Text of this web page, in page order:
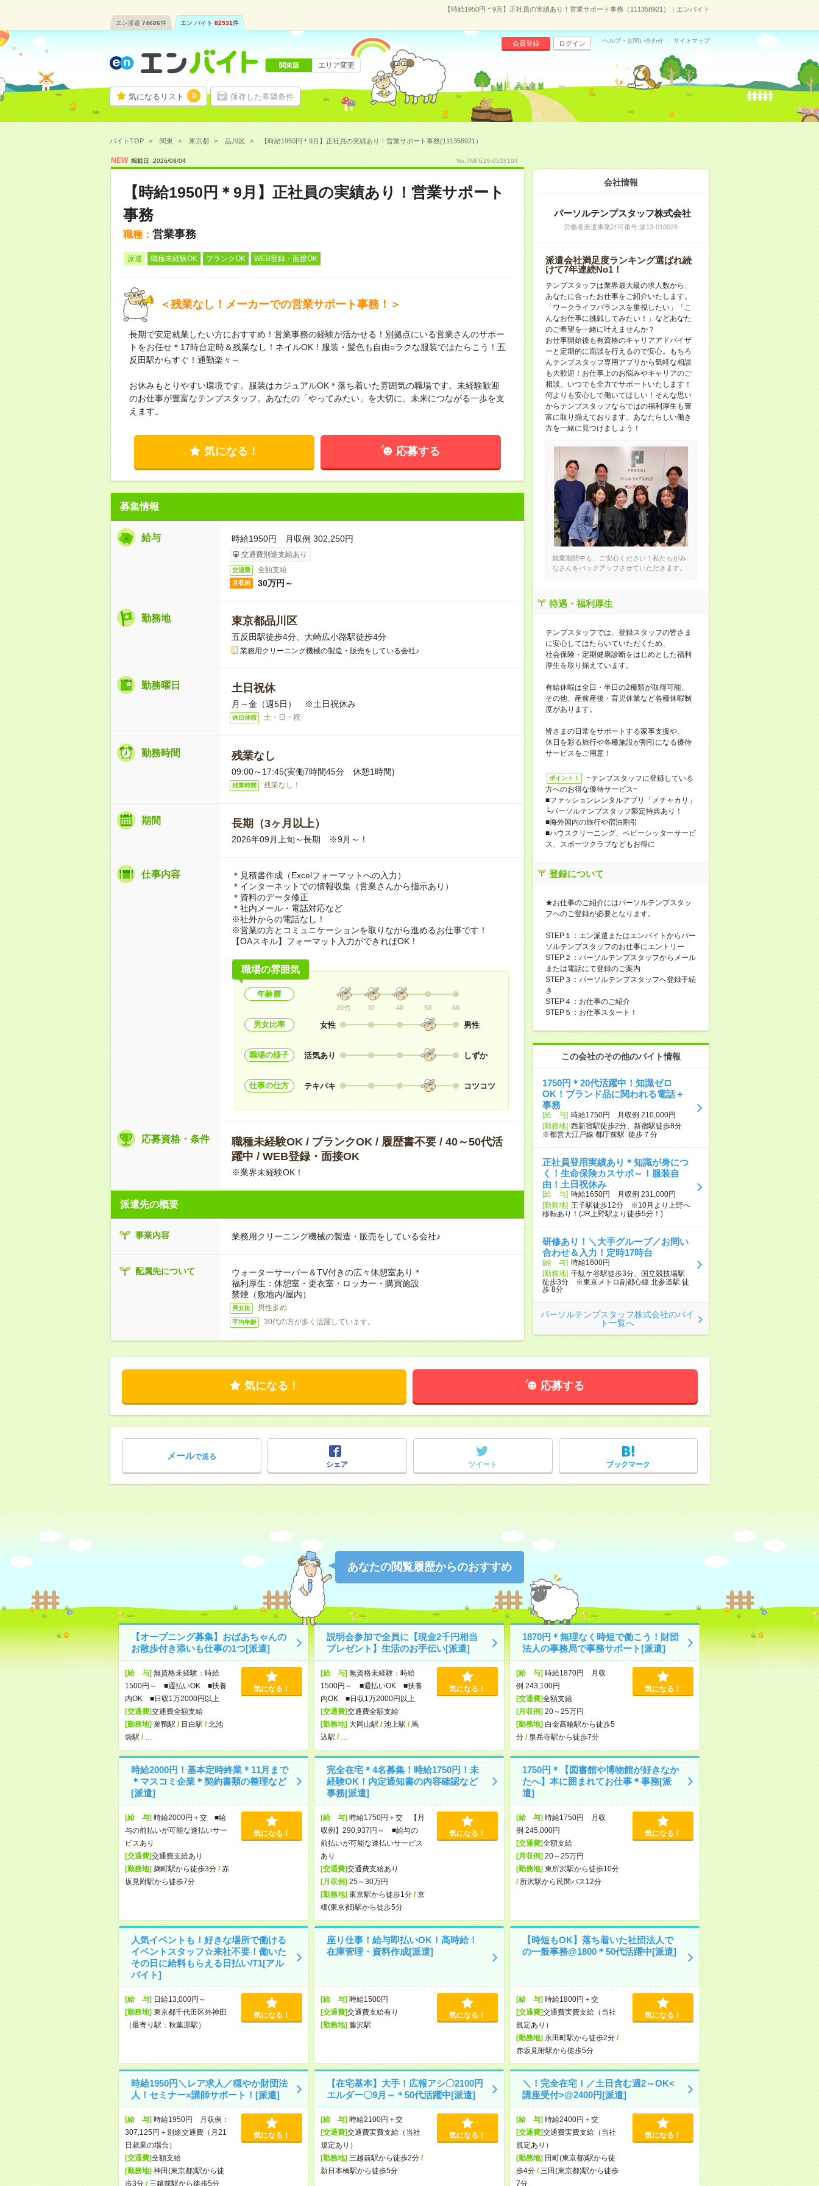
【時給1950円＊9月】正社員の実績あり！営業サポート事務（111358921）｜エンバイト
エン派遣 74686件 エン バイト 82531件
気になるリスト 0 保存した希望条件
会員登録 ログイン ヘルプ・お問い合わせ サイトマップ
関東版 エリア変更
バイトTOP 関東 東京都 品川区 【時給1950円＊9月】正社員の実績あり！営業サポート事務(111358921）
NEW 掲載日 :2026/08/04 No.TMPE26-0528104
【時給1950円＊9月】正社員の実績あり！営業サポート
事務
職種： 営業事務
派遣 職種未経験OK ブランクOK WEB登録・面接OK
＜残業なし！メーカーでの営業サポート事務！＞
長期で安定就業したい方におすすめ！営業事務の経験が活かせる！別拠点にいる営業さんのサポー
トをお任せ＊17時台定時＆残業なし！ネイルOK！服装・髪色も自由○ラクな服装ではたらこう！五
反田駅からすぐ！通勤楽々～
お休みもとりやすい環境です。服装はカジュアルOK＊落ち着いた雰囲気の職場です。未経験歓迎
のお仕事が豊富なテンプスタッフ。あなたの「やってみたい」を大切に、未来につながる一歩を支
えます。
気になる！ 応募する
募集情報
給与 時給1950円 月収例 302,250円
交通費別途支給あり
交通費 全額支給
月収例 30万円～
勤務地 東京都品川区
五反田駅徒歩4分、大崎広小路駅徒歩4分
業務用クリーニング機械の製造・販売をしている会社♪
勤務曜日 土日祝休
月～金（週5日） ※土日祝休み
休日休暇 土・日・祝
勤務時間 残業なし
09:00～17:45(実働7時間45分 休憩1時間)
残業時間 残業なし！
期間 長期（3ヶ月以上）
2026年09月上旬～長期 ※9月～！
仕事内容
＊見積書作成（Excelフォーマットへの入力）
＊インターネットでの情報収集（営業さんから指示あり）
＊資料のデータ修正
＊社内メール・電話対応など
※社外からの電話なし！
※営業の方とコミュニケーションを取りながら進めるお仕事です！
【OAスキル】フォーマット入力ができればOK！
職場の雰囲気
年齢層
20代 30 40 50 60
男女比率 女性 男性
職場の様子 活気あり しずか
仕事の仕方 テキパキ コツコツ
応募資格・条件
職種未経験OK / ブランクOK / 履歴書不要 / 40～50代活
躍中 / WEB登録・面接OK
※業界未経験OK！
派遣先の概要
事業内容 業務用クリーニング機械の製造・販売をしている会社♪
配属先について
ウォーターサーバー＆TV付きの広々休憩室あり＊
福利厚生：休憩室・更衣室・ロッカー・購買施設
禁煙（敷地内/屋内）
男女比 男性多め
平均年齢 30代の方が多く活躍しています。
会社情報
パーソルテンプスタッフ株式会社
労働者派遣事業許可番号:派13-010026
派遣会社満足度ランキング選ばれ続
けて7年連続No1！
テンプスタッフは業界最大級の求人数から、
あなたに合ったお仕事をご紹介いたします。
「ワークライフバランスを重視したい」「こ
んなお仕事に挑戦してみたい！」などあなた
のご希望を一緒に叶えませんか？
お仕事開始後も有資格のキャリアアドバイザ
ーと定期的に面談を行えるので安心。もちろ
んテンプスタッフ専用アプリから気軽な相談
も大歓迎！お仕事上のお悩みやキャリアのご
相談、いつでも全力でサポートいたします！
何よりも安心して働いてほしい！そんな思い
からテンプスタッフならではの福利厚生も豊
富に取り揃えております。あなたらしい働き
方を一緒に見つけましょう！
就業期間中も、ご安心ください！私たちがみ
なさんをバックアップさせていただきます。
待遇・福利厚生
テンプスタッフでは、登録スタッフの皆さま
に安心してはたらいていただくため、
社会保険・定期健康診断をはじめとした福利
厚生を取り揃えています。
有給休暇は全日・半日の2種類が取得可能、
その他、産前産後・育児休業など各種休暇制
度があります。
皆さまの日常をサポートする家事支援や、
休日を彩る旅行や各種施設が割引になる優待
サービスをご用意！
ポイント！
~テンプスタッフに登録している
方へのお得な優待サービス~
■ファッションレンタルアプリ「メチャカリ」
└パーソルテンプスタッフ限定特典あり！
■海外国内の旅行や宿泊割引
■ハウスクリーニング、ベビーシッターサービ
ス、スポーツクラブなどもお得に
登録について
★お仕事のご紹介にはパーソルテンプスタッ
フへのご登録が必要となります。
STEP１：エン派遣またはエンバイトからパー
ソルテンプスタッフのお仕事にエントリー
STEP２：パーソルテンプスタッフからメール
または電話にて登録のご案内
STEP３：パーソルテンプスタッフへ登録手続
き
STEP４：お仕事のご紹介
STEP５：お仕事スタート！
この会社のその他のバイト情報
1750円＊20代活躍中！知識ゼロ
OK！ブランド品に関われる電話＋
事務
[給 与] 時給1750円 月収例 210,000円
[勤務地] 西新宿駅徒歩2分、新宿駅徒歩8分
※都営大江戸線 都庁前駅 徒歩７分
正社員登用実績あり＊知識が身につ
く！生命保険カスサポ～！服装自
由！土日祝休み
[給 与] 時給1650円 月収例 231,000円
[勤務地] 王子駅徒歩12分 ※10月より上野へ
移転あり！(JR上野駅より徒歩5分！)
研修あり！＼大手グループ／お問い
合わせ＆入力！定時17時台
[給 与] 時給1600円
[勤務地] 千駄ケ谷駅徒歩3分、国立競技場駅
徒歩3分 ※東京メトロ副都心線 北参道駅 徒
歩 8分
パーソルテンプスタッフ株式会社のバイ
ト一覧へ
気になる！ 応募する
メールで送る
シェア
ツイート ブックマーク
あなたの閲覧履歴からのおすすめ
【オープニング募集】おばあちゃんの
お散歩付き添いも仕事の1つ[派遣]
[給 与]無資格未経験：時給
1500円～ ■週払いOK ■扶養
内OK ■日収1万2000円以上
[交通費]交通費全額支給
[勤務地]巣鴨駅 / 目白駅 /北池
袋駅 /
気になる！
説明会参加で全員に【現金2千円相当
プレゼント】生活のお手伝い[派遣]
[給 与]無資格未経験：時給
1500円～ ■週払いOK ■扶養
内OK ■日収1万2000円以上
[交通費]交通費全額支給
[勤務地]大岡山駅 /池上駅 / 馬
込駅 /
気になる！
1870円＊無理なく時短で働こう！財団
法人の事務局で事務サポート[派遣]
[給 与]時給1870円 月収
例 243,100円
[交通費]全額支給
[月収例]20～25万円
[勤務地]白金高輪駅から徒歩5
分/ 泉岳寺駅から徒歩7分
気になる！
時給2000円！基本定時終業＊11月まで
＊マスコミ企業＊契約書類の整理など
[派遣]
[給 与]時給2000円＋交 ■給
与の前払いが可能な速払いサー
ビスあり
[交通費]交通費支給あり
[勤務地]麹町駅から徒歩3分/赤
坂見附駅から徒歩7分
気になる！
完全在宅＊4名募集！時給1750円！未
経験OK！内定通知書の内容確認など
事務[派遣]
[給 与]時給1750円＋交 【月
収例】290,937円～ ■給与の
前払いが可能な速払いサービス
あり
[交通費]交通費支給あり
[月収例]25～30万円
[勤務地]東京駅から徒歩1分/京
橋(東京都)駅から徒歩5分
気になる！
1750円＊【図書館や博物館が好きなか
たへ】本に囲まれてお仕事＊事務[派
遣]
[給 与]時給1750円 月収
例 245,000円
[交通費]全額支給
[月収例]20～25万円
[勤務地]東所沢駅から徒歩10分
/ 所沢駅から民間バス12分
気になる！
人気イベントも！好きな場所で働ける
イベントスタッフ☆来社不要！働いた
その日に給料もらえる日払い/T1[アル
バイト]
[給 与]日給13,000円～
[勤務地]東京都千代田区外神田
（最寄り駅：秋葉原駅）
気になる！
座り仕事！給与即払いOK！高時給！
在庫管理・資料作成[派遣]
[給 与]時給1500円
[交通費]交通費支給有り
[勤務地]藤沢駅
気になる！
【時短もOK】落ち着いた社団法人で
の一般事務@1800＊50代活躍中[派遣]
[給 与]時給1800円＋交
[交通費]交通費実費支給（当社
規定あり）
[勤務地]永田町駅から徒歩2分/
赤坂見附駅から徒歩5分
気になる！
時給1950円＼レア求人／穏やか財団法
人！セミナー×講師サポート！[派遣]
[給 与]時給1950円 月収例：
307,125円＋別途交通費（月21
日就業の場合）
[交通費]全額支給
[勤務地]神田(東京都)駅から徒
歩3分/ 三越前駅から徒歩5分
気になる！
【在宅基本】大手！広報アシ〇2100円
エルダー〇9月～＊50代活躍中[派遣]
[給 与]時給2100円＋交
[交通費]交通費実費支給（当社
規定あり）
[勤務地]三越前駅から徒歩2分/
新日本橋駅から徒歩5分
気になる！
＼！完全在宅！／土日含む週2～OK<
講座受付>@2400円[派遣]
[給 与]時給2400円＋交
[交通費]交通費実費支給（当社
規定あり）
[勤務地]田町(東京都)駅から徒
歩4分/ 三田(東京都)駅から徒歩
7分
気になる！